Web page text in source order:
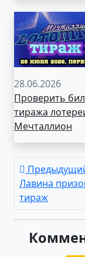
28.06.2026
Проверить
тиража
Мечталлион
Лавина
тираж